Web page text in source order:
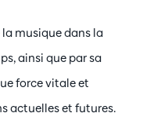
musique dans la
ainsi que par sa
force vitale et
actuelles et futures.